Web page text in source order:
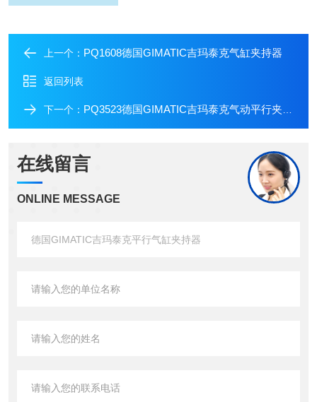
上一个： PQ1608德国GIMATIC吉玛泰克气缸夹持器
返回列表
下一个： PQ3523德国GIMATIC吉玛泰克气动平行夹持器
在线留言
ONLINE MESSAGE